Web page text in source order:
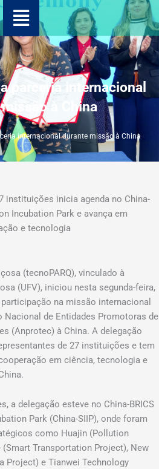
parceria internacional
à China
internacional durante missão à China
instituições inicia agenda no China-
Incubation Park e avança em
e tecnologia
(tecnoPARQ), vinculado à
(UFV), iniciou nesta segunda-feira,
na missão internacional
Nacional de Entidades Promotoras de
(Anprotec) à China. A delegação
de 27 instituições e tem
em ciência, tecnologia e
a delegação esteve no China-BRICS
Park (China-SIIP), onde foram
como Huajin (Pollution
Transportation Project), New
Project) e Tianwei Technology